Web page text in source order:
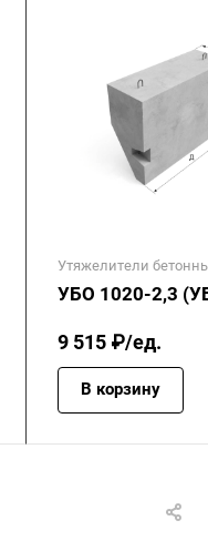
Утяжелители
УБО 1020-2,3
9 515 ₽/ед.
В корзину